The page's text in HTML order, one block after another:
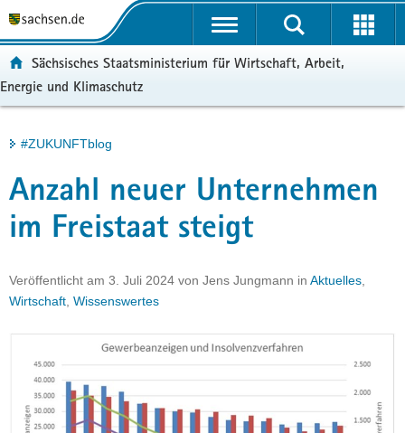
t
a
l
e
r
r
i
f
N
u
p
t
h
a
t
e
r
v
e
Portalübergreifende
Sächsisches Staatsministerium für Wirtschaft, Arbeit,
Energie und Klimaschutz
Hauptinhalt
#ZUKUNFTblog
Anzahl neuer Unternehmen
im Freistaat steigt
Veröffentlicht am 3. Juli 2024 von Jens Jungmann in Aktuelles
Wirtschaft Wissenswertes